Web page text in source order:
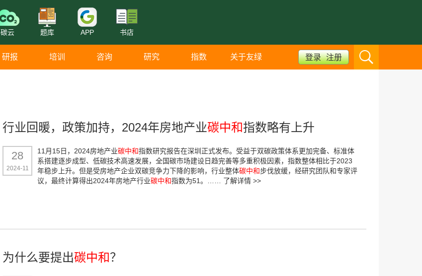
碳云 题库 APP 书店
研报 培训 咨询 研究 指数 关于友绿 登录 注册
行业回暖，政策加持，2024年房地产业碳中和指数略有上升
28
2024-11
11月15日，2024房地产业碳中和指数研究报告在深圳正式发布。受益于双碳政策体系更加完备、标准体
系搭建逐步成型、低碳技术高速发展，全国碳市场建设日趋完善等多重积极因素，指数整体相比于2023
年稳步上升。但是受房地产企业双碳竞争力下降的影响，行业整体碳中和步伐放缓，经研究团队和专家评
议，最终计算得出2024年房地产行业碳中和指数为51。…… 了解详情 >>
为什么要提出碳中和？